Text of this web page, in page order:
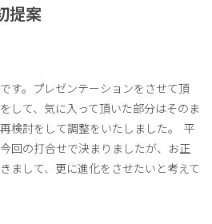
提案
す。プレゼンテーションをさせて頂
して、気に入って頂いた部分はそのま
検討をして調整をいたしました。 平
回の打合せで決まりましたが、お正
まして、更に進化をさせたいと考えて